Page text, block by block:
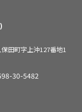
田町字上沖127番地1
30-5482